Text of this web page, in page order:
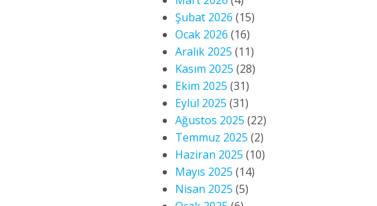
Şubat 2026 (15)
Ocak 2026 (16)
Aralık 2025 (11)
Kasım 2025 (28)
Ekim 2025 (31)
Eylül 2025 (31)
Ağustos 2025 (22)
Temmuz 2025 (2)
Haziran 2025 (10)
Mayıs 2025 (14)
Nisan 2025 (5)